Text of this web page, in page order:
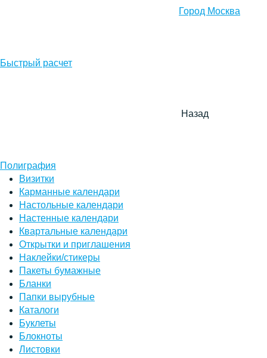
Город Москва
Быстрый расчет
Назад
Полиграфия
Визитки
Карманные календари
Настольные календари
Настенные календари
Квартальные календари
Открытки и приглашения
Наклейки/стикеры
Пакеты бумажные
Бланки
Папки вырубные
Каталоги
Буклеты
Блокноты
Листовки